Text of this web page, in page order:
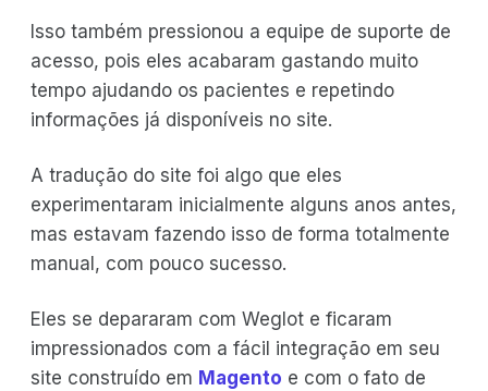
Isso também pressionou a equipe de suporte de
acesso, pois eles acabaram gastando muito
tempo ajudando os pacientes e repetindo
informações já disponíveis no site.
A tradução do site foi algo que eles
experimentaram inicialmente alguns anos antes,
mas estavam fazendo isso de forma totalmente
manual, com pouco sucesso.
Eles se depararam com Weglot e ficaram
impressionados com a fácil integração em seu
site construído em Magento e com o fato de